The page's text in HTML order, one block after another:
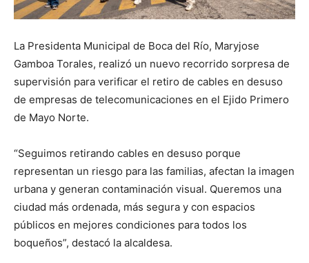
La Presidenta Municipal de Boca del Río, Maryjose
Gamboa Torales, realizó un nuevo recorrido sorpresa de
supervisión para verificar el retiro de cables en desuso
de empresas de telecomunicaciones en el Ejido Primero
de Mayo Norte.
“Seguimos retirando cables en desuso porque
representan un riesgo para las familias, afectan la imagen
urbana y generan contaminación visual. Queremos una
ciudad más ordenada, más segura y con espacios
públicos en mejores condiciones para todos los
boqueños”, destacó la alcaldesa.